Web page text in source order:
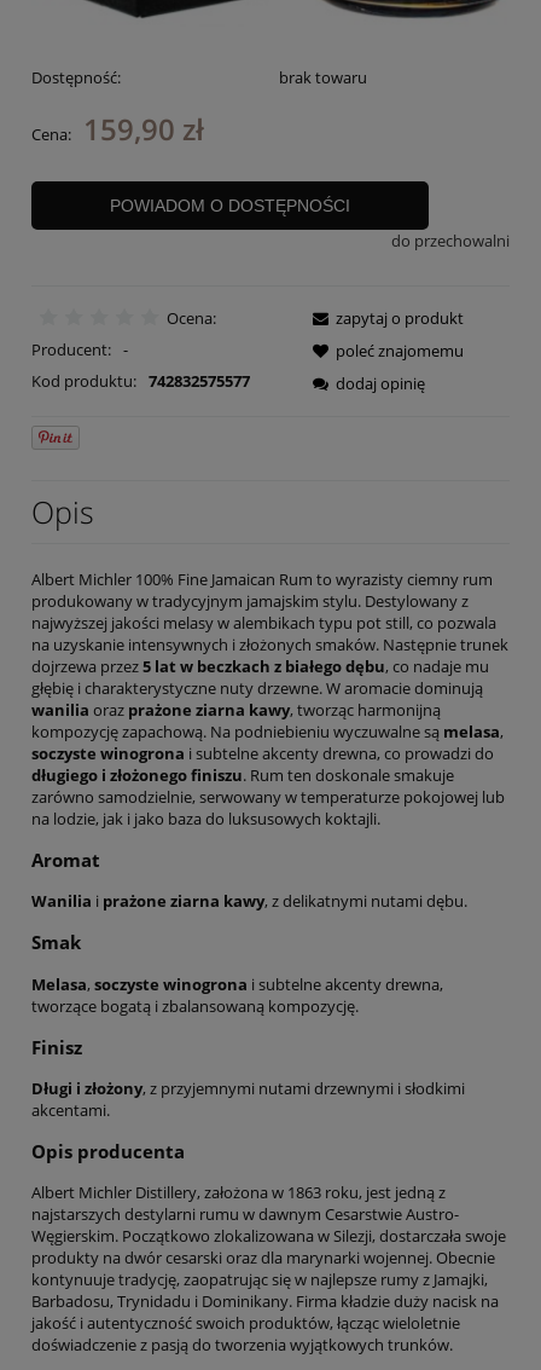
Dostępność: brak towaru
Cena: 159,90 zł
POWIADOM O DOSTĘPNOŚCI
do przechowalni
Ocena:
Producent: -
Kod produktu: 742832575577
zapytaj o produkt
poleć znajomemu
dodaj opinię
Opis
Albert Michler 100% Fine Jamaican Rum to wyrazisty ciemny rum
produkowany w tradycyjnym jamajskim stylu. Destylowany z
najwyższej jakości melasy w alembikach typu pot still, co pozwala
na uzyskanie intensywnych i złożonych smaków. Następnie trunek
dojrzewa przez5 lat w beczkach z białego dębu, co nadaje mu
głębię i charakterystyczne nuty drzewne. W aromacie dominują
wanilia oraz prażone ziarna kawy, tworząc harmonijną
kompozycję zapachową. Na podniebieniu wyczuwalne są melasa,
soczyste winogrona i subtelne akcenty drewna, co prowadzi do
długiego i złożonego finiszu. Rum ten doskonale smakuje
zarówno samodzielnie, serwowany w temperaturze pokojowej lub
na lodzie, jak i jako baza do luksusowych koktajli.
Aromat
Wanilia i prażone ziarna kawy, z delikatnymi nutami dębu.
Smak
Melasa, soczyste winogrona i subtelne akcenty drewna,
tworzące bogatą i zbalansowaną kompozycję.
Finisz
Długi i złożony, z przyjemnymi nutami drzewnymi i słodkimi
akcentami.
Opis producenta
Albert Michler Distillery, założona w 1863 roku, jest jedną z
najstarszych destylarni rumu w dawnym Cesarstwie Austro-
Węgierskim. Początkowo zlokalizowana w Silezji, dostarczała swoje
produkty na dwór cesarski oraz dla marynarki wojennej. Obecnie
kontynuuje tradycję, zaopatrując się w najlepsze rumy z Jamajki,
Barbadosu, Trynidadu i Dominikany. Firma kładzie duży nacisk na
jakość i autentyczność swoich produktów, łącząc wieloletnie
doświadczenie z pasją do tworzenia wyjątkowych trunków.